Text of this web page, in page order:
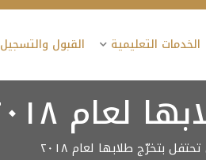
الخدمات التعليمية القبول والتسجيل
٢٠١٨
بتخرّج طلابها لعام ٢٠١٨